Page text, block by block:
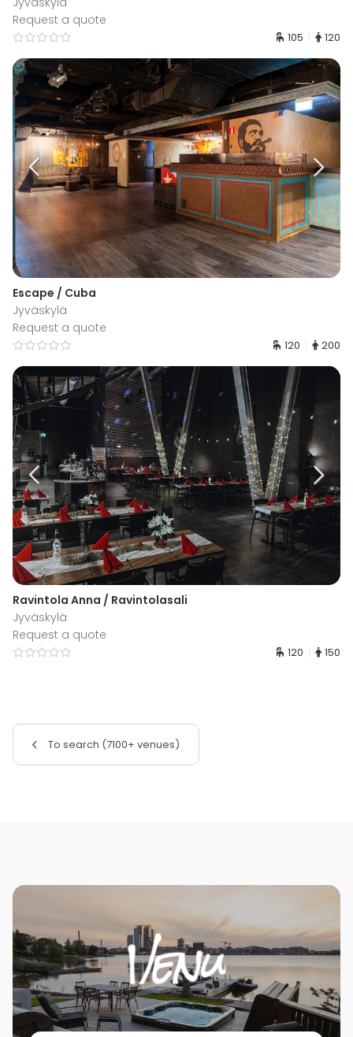
Request a quote
105 120
Escape / Cuba
Jyväskylä
Request a quote
120 200
Ravintola Anna / Ravintolasali
Jyväskylä
Request a quote
120 150
To search (7100+ venues)